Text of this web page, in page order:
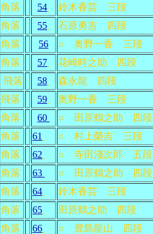
角落 54 鈴木香芸 三段
角落 55 石原勇吉 四段
角落 56 ○ 奥野一香 三段
角落 57 花崎時之助 四段
飛落 58 森永龍 四段
飛落 59 奥野一香 三段
角落 60 ○ 田原鶴之助 四段
角落 61 ○ 村上榮吉 三段
角落 62 ○ 寺田淺次郎 五段
角落 63 ○ 田原鶴之助 四段
角落 64 鈴木香芸 三段
角落 65 田原鶴之助 四段
角落 66 ○ 豊島龍山 四段